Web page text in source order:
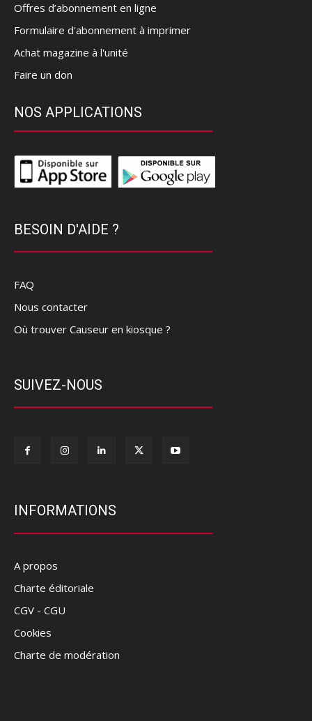
Offres d’abonnement en ligne
Formulaire d'abonnement à imprimer
Achat magazine à l'unité
Faire un don
NOS APPLICATIONS
BESOIN D'AIDE ?
FAQ
Nous contacter
Où trouver Causeur en kiosque ?
SUIVEZ-NOUS
INFORMATIONS
A propos
Charte éditoriale
CGV - CGU
Cookies
Charte de modération